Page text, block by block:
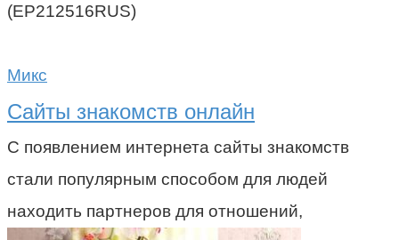
(EP212516RUS)
Микс
Сайты знакомств онлайн
С появлением интернета сайты знакомств
стали популярным способом для людей
находить партнеров для отношений,